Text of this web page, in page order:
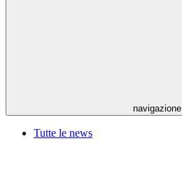
navigazione
Tutte le news